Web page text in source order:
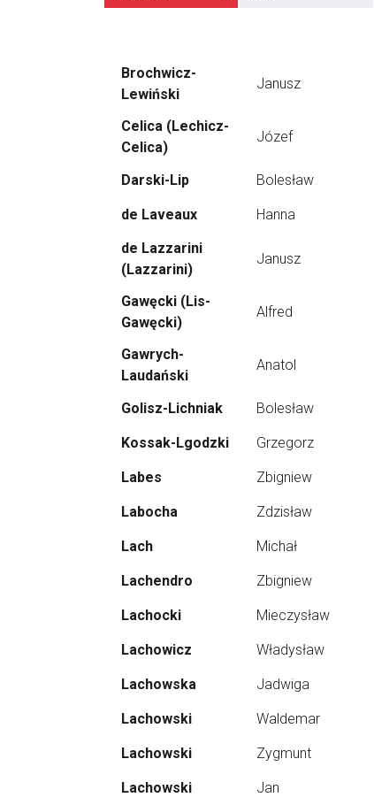
Brochwicz-
Lewiński
Janusz
Celica (Lechicz-
Celica)
Józef
Darski-Lip Bolesław
de Laveaux Hanna
de Lazzarini
(Lazzarini)
Janusz
Gawęcki (Lis-
Gawęcki)
Alfred
Gawrych-
Laudański
Anatol
Golisz-Lichniak Bolesław
Kossak-Lgodzki Grzegorz
Labes Zbigniew
Labocha Zdzisław
Lach Michał
Lachendro Zbigniew
Lachocki Mieczysław
Lachowicz Władysław
Lachowska Jadwiga
Lachowski Waldemar
Lachowski Zygmunt
Lachowski Jan